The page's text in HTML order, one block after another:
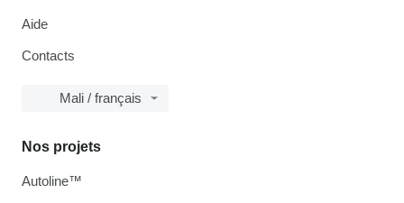
Aide
Contacts
Mali / français
Nos projets
Autoline™